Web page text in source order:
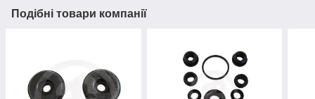
Подібні товари компанії